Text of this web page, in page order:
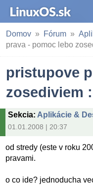
Domov Fórum
prava - pomoc lebo
pristupove
zosediviem
Sekcia: Aplikácie &
01.01.2008 | 20:37
od stredy (este v roku
pravami.
o co ide? jednoducha